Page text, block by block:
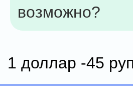
возможно?
1 доллар -45